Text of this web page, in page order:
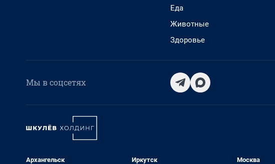
Еда
Животные
Здоровье
Мы в соцсетях
Архангельск
Иркутск
Москва